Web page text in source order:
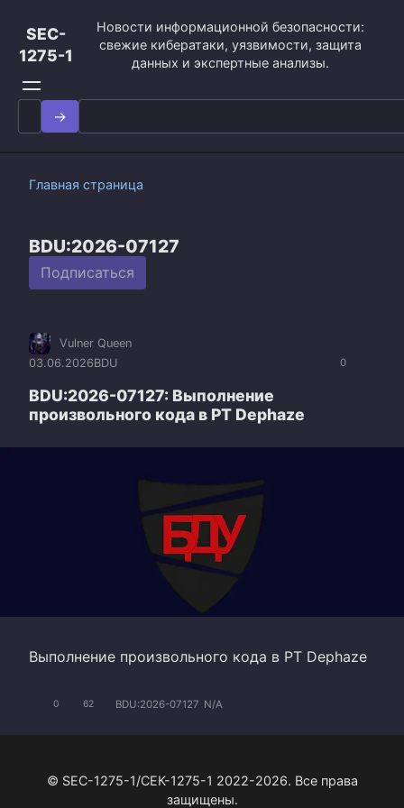
контенту
SEC-
1275-1
Новости информационной безопасности:
свежие кибератаки, уязвимости, защита
данных и экспертные анализы.
Search
for:
Главная страница
BDU:2026-07127
Подписаться
0
Vulner Queen
03.06.2026BDU
BDU:2026-07127: Выполнение
произвольного кода в PT Dephaze
Выполнение произвольного кода в PT Dephaze
0 62 BDU:2026-07127 N/A
© SEC-1275-1/СЕК-1275-1 2022-2026. Все права
защищены.